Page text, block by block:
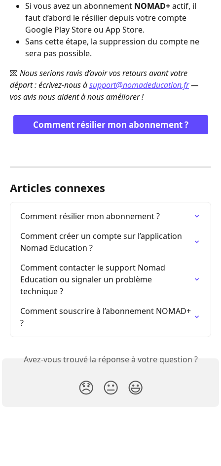
Si vous avez un abonnement NOMAD+ actif, il
faut d’abord le résilier depuis votre compte
Google Play Store ou App Store.
Sans cette étape, la suppression du compte ne
sera pas possible.
💌 Nous serions ravis d’avoir vos retours avant votre
départ : écrivez-nous à support@nomadeducation.fr —
vos avis nous aident à nous améliorer !
Comment résilier mon abonnement ?
Articles connexes
Comment résilier mon abonnement ?
Comment créer un compte sur l’application
Nomad Education ?
Comment contacter le support Nomad
Education ou signaler un problème
technique ?
Comment souscrire à l’abonnement NOMAD+
?
Avez-vous trouvé la réponse à votre question ?
😞 😐 😃